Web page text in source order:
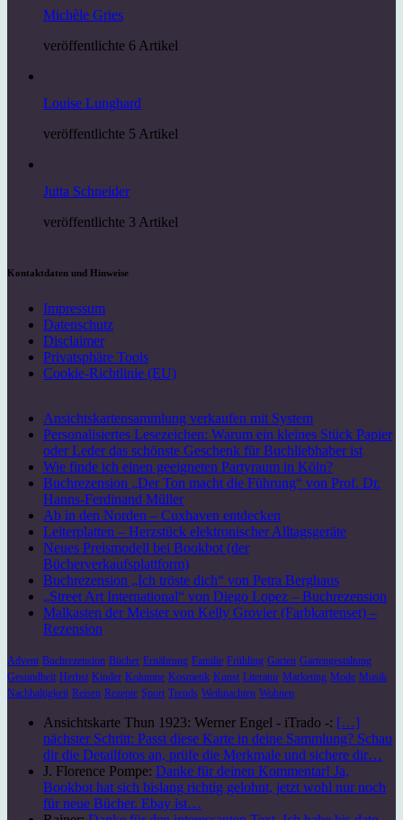
Michèle Gries
veröffentlichte 6 Artikel
Louise Lunghard
veröffentlichte 5 Artikel
Jutta Schneider
veröffentlichte 3 Artikel
Kontaktdaten und Hinweise
Impressum
Datenschutz
Disclaimer
Privatsphäre Tools
Cookie-Richtlinie (EU)
Ansichtskartensammlung verkaufen mit System
Personalisiertes Lesezeichen: Warum ein kleines Stück Papier
oder Leder das schönste Geschenk für Buchliebhaber ist
Wie finde ich einen geeigneten Partyraum in Köln?
Buchrezension „Der Ton macht die Führung“ von Prof. Dr.
Hanns-Ferdinand Müller
Ab in den Norden – Cuxhaven entdecken
Leiterplatten – Herzstück elektronischer Alltagsgeräte
Neues Preismodell bei Bookbot (der
Bücherverkaufsplattform)
Buchrezension „Ich tröste dich“ von Petra Berghaus
„Street Art International“ von Diego Lopez – Buchrezension
Malkasten der Meister von Kelly Grovier (Farbkartenset) –
Rezension
Advent Buchrezension Bücher Ernährung Familie Frühling Garten Gartengestaltung
Gesundheit Herbst Kinder Kolumne Kosmetik Kunst Literatur Marketing Mode Musik
Nachhaltigkeit Reisen Rezepte Sport Trends Weihnachten Wohnen
Ansichtskarte Thun 1923: Werner Engel - iTrado -: […]
nächster Schritt: Passt diese Karte in deine Sammlung? Schau
dir die Detailfotos an, prüfe die Merkmale und sichere dir…
J. Florence Pompe: Danke für deinen Kommentar! Ja,
Bookbot hat sich bislang richtig gelohnt, jetzt wohl nur noch
für neue Bücher. Ebay ist…